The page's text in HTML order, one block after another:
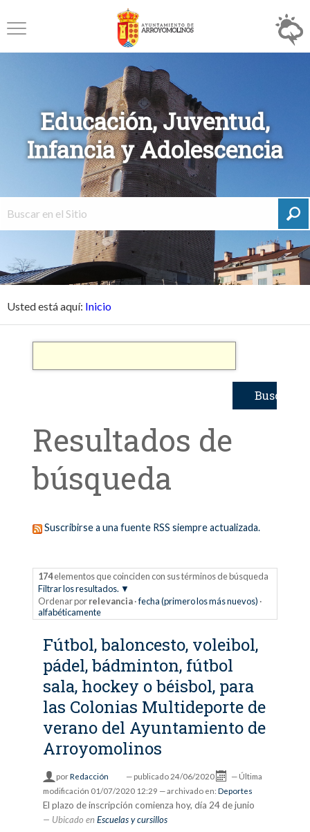
Educación, Juventud,
Infancia y Adolescencia
Usted está aquí: Inicio
Resultados de
búsqueda
Suscribirse a una fuente RSS siempre actualizada.
174elementos que coinciden con sus términos de búsqueda
Filtrar los resultados.
Ordenar por relevancia ·fecha (primero los más nuevos) ·
alfabéticamente
Fútbol, baloncesto, voleibol,
pádel, bádminton, fútbol
sala, hockey o béisbol, para
las Colonias Multideporte de
verano del Ayuntamiento de
Arroyomolinos
porRedacción — publicado 24/06/2020 — Última
modificación 01/07/2020 12:29 — archivado en: Deportes
El plazo de inscripción comienza hoy, día 24 de junio
Ubicado en Escuelas y cursillos